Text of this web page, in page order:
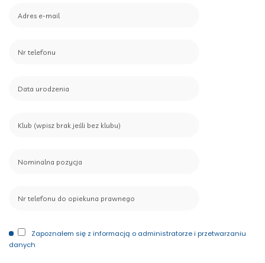
Zapoznałem się z informacją o administratorze i przetwarzaniu
danych